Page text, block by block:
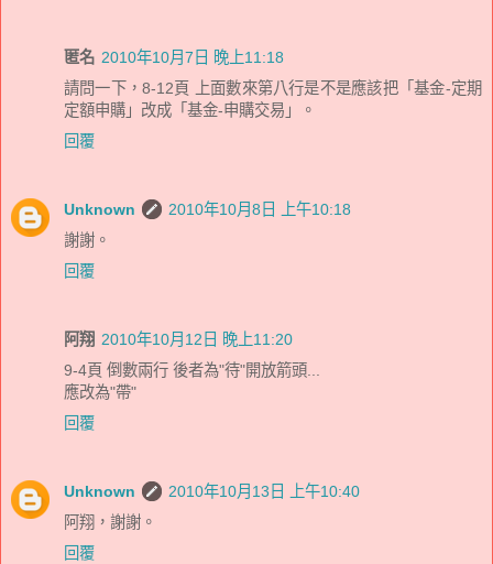
匿名 2010年10月7日 晚上11:18
請問一下，8-12頁 上面數來第八行是不是應該把「基金-定期
定額申購」改成「基金-申購交易」。
回覆
Unknown
2010年10月8日 上午10:18
謝謝。
回覆
阿翔 2010年10月12日 晚上11:20
9-4頁 倒數兩行 後者為"待"開放箭頭...
應改為"帶"
回覆
Unknown
2010年10月13日 上午10:40
阿翔，謝謝。
回覆